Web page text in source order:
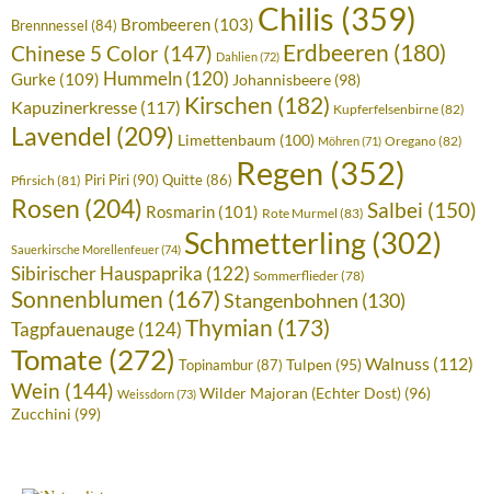
Brennnessel (84) Brombeeren (103) Chilis (359)
Chinese 5 Color (147) Dahlien(72) Erdbeeren (180)
Gurke (109) Hummeln (120) Johannisbeere (98)
Kapuzinerkresse (117) Kirschen (182) Kupferfelsenbirne(82)
Lavendel (209) Limettenbaum (100) Möhren(71) Oregano(82)
Pfirsich (81) Piri Piri(90) Quitte(86) Regen (352)
Rosen (204) Rosmarin (101) Rote Murmel (83) Salbei (150)
Sauerkirsche Morellenfeuer(74) Schmetterling(302)
Sibirischer Hauspaprika (122) Sommerflieder(78)
Sonnenblumen (167)Stangenbohnen (130)
Tagpfauenauge(124)Thymian (173)
Tomate (272) Topinambur(87) Tulpen (95)Walnuss (112)
Wein (144) Weissdorn(73) Wilder Majoran (Echter Dost) (96)
Zucchini (99)